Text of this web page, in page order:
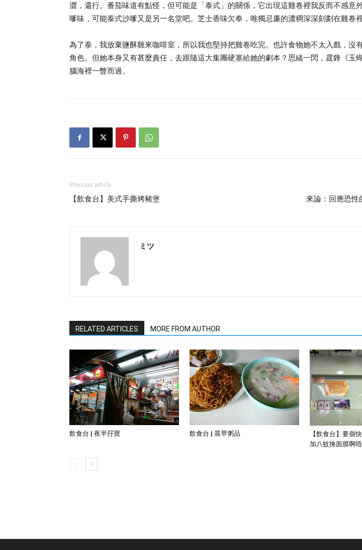
澀，還行。番茄味道有點怪，但可能是「泰式」的關係，它出現這雞卷裡我反而不感意
嗲味，可能泰式沙嗲又是另一名堂吧。芝士香味欠奉，唯獨忌廉的濃稠深深刻劃在雞卷裡
為了泰，我放棄鹽酥雞來咖啡室，所以我也堅持把雞卷吃完。也許食物她不太入戲，沒
角色。但她本身又有甚麼責任，去跟隨這大集團硬塞給她的劇本？思緒一閃，霆鋒《玉
腦海裡一瞥而過。
Previous article
【飲食台】美式手撕烤豬堡 來論：回應恐性
ミツ
RELATED ARTICLES MORE FROM AUTHOR
飲食台 | 夜半孖寶 飲食台 | 晨早粥品
【飲食台】要個
加八蚊換面膜啊唔